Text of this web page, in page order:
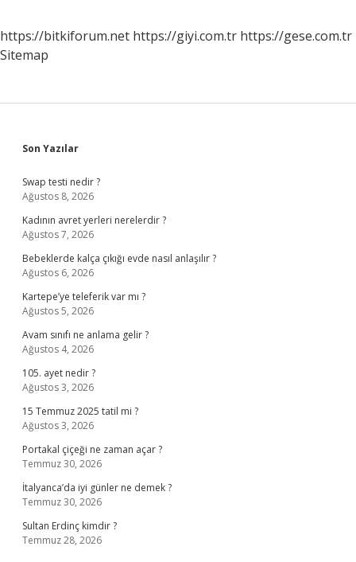
https://bitkiforum.net https://giyi.com.tr https://gese.com.tr
Sitemap
Sidebar
Son Yazılar
Swap testi nedir ?
Ağustos 8, 2026
Kadının avret yerleri nerelerdir ?
Ağustos 7, 2026
Bebeklerde kalça çıkığı evde nasıl anlaşılır ?
Ağustos 6, 2026
Kartepe’ye teleferik var mı ?
Ağustos 5, 2026
Avam sınıfı ne anlama gelir ?
Ağustos 4, 2026
105. ayet nedir ?
Ağustos 3, 2026
15 Temmuz 2025 tatil mi ?
Ağustos 3, 2026
Portakal çiçeği ne zaman açar ?
Temmuz 30, 2026
İtalyanca’da iyi günler ne demek ?
Temmuz 30, 2026
Sultan Erdinç kimdir ?
Temmuz 28, 2026